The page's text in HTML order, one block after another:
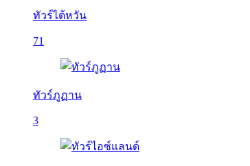
ทัวร์ไต้หวัน
71
ทัวร์ภูฏาน
3